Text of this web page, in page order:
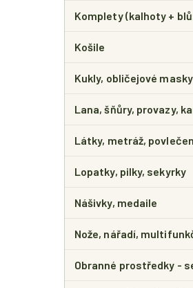
Komplety (kalhoty +
Košile
Kukly, obličejové masky
Lana, šňůry, provazy,
Látky, metráž,
Lopatky, pilky, sekyrky
Nášivky, medaile
Nože, nářadí,
Obranné prostředky -